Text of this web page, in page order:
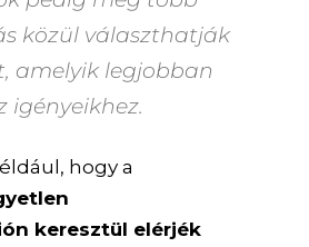
közül választhatják
amelyik legjobban
igényeikhez.
hogy a
keresztül elérjék